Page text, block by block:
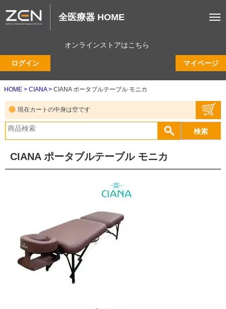
全医療器 HOME
オンラインストアはこちら
ログイン マイページ
HOME CIANA CIANA ポータブルテーブル モニカ
現在カートの中身は空です
CIANA ポータブルテーブル モニカ